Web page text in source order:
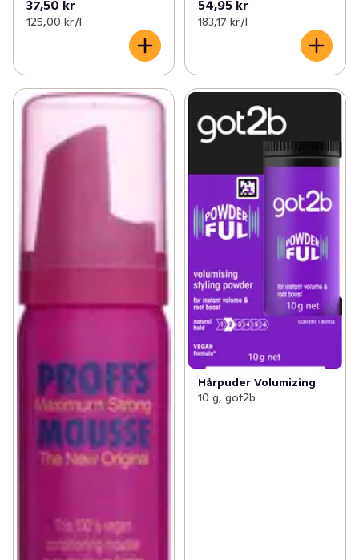
37,50 kr
125,00 kr /l
54,95 kr
183,17 kr /l
Hårpuder Volumizing
10 g, got2b